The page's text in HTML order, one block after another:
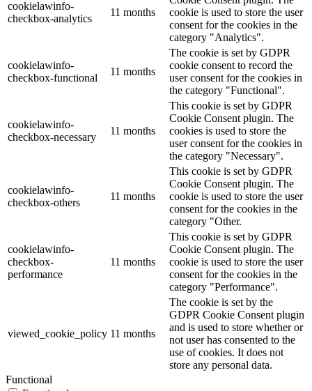
cookielawinfo-
checkbox-analytics
11 months
cookie is used to store the user
consent for the cookies in the
category "Analytics".
cookielawinfo-
checkbox-functional
11 months
The cookie is set by GDPR
cookie consent to record the
user consent for the cookies in
the category "Functional".
cookielawinfo-
checkbox-necessary
11 months
This cookie is set by GDPR
Cookie Consent plugin. The
cookies is used to store the
user consent for the cookies in
the category "Necessary".
cookielawinfo-
checkbox-others
11 months
This cookie is set by GDPR
Cookie Consent plugin. The
cookie is used to store the user
consent for the cookies in the
category "Other.
cookielawinfo-
checkbox-
performance
11 months
This cookie is set by GDPR
Cookie Consent plugin. The
cookie is used to store the user
consent for the cookies in the
category "Performance".
viewed_cookie_policy 11 months
The cookie is set by the
GDPR Cookie Consent plugin
and is used to store whether or
not user has consented to the
use of cookies. It does not
store any personal data.
Functional